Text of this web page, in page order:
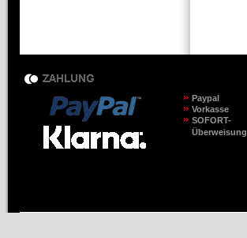
Paypal
Vorkasse
SOFORT-
Überweisung